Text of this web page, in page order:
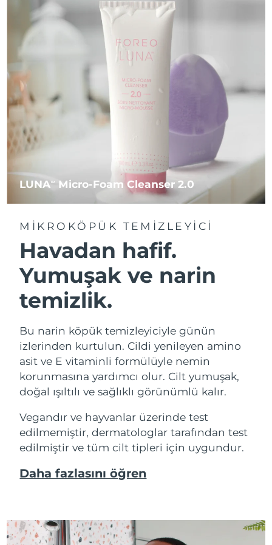
LUNATM Micro-Foam Cleanser 2.0
MIKROKÖPÜK TEMIZLEYICI
Havadan hafif.
Yumuşak ve narin
temizlik.
Bu narin köpük temizleyiciyle günün
izlerinden kurtulun. Cildi yenileyen amino
asit ve E vitaminli formülüyle nemin
korunmasına yardımcı olur. Cilt yumuşak,
doğal ışıltılı ve sağlıklı görünümlü kalır.
Vegandır ve hayvanlar üzerinde test
edilmemiştir, dermatologlar tarafından test
edilmiştir ve tüm cilt tipleri için uygundur.
Daha fazlasını öğren